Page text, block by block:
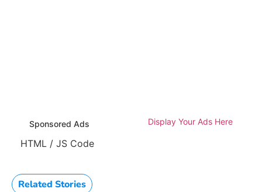
Sponsored Ads Display Your Ads Here
HTML / JS Code
Related Stories